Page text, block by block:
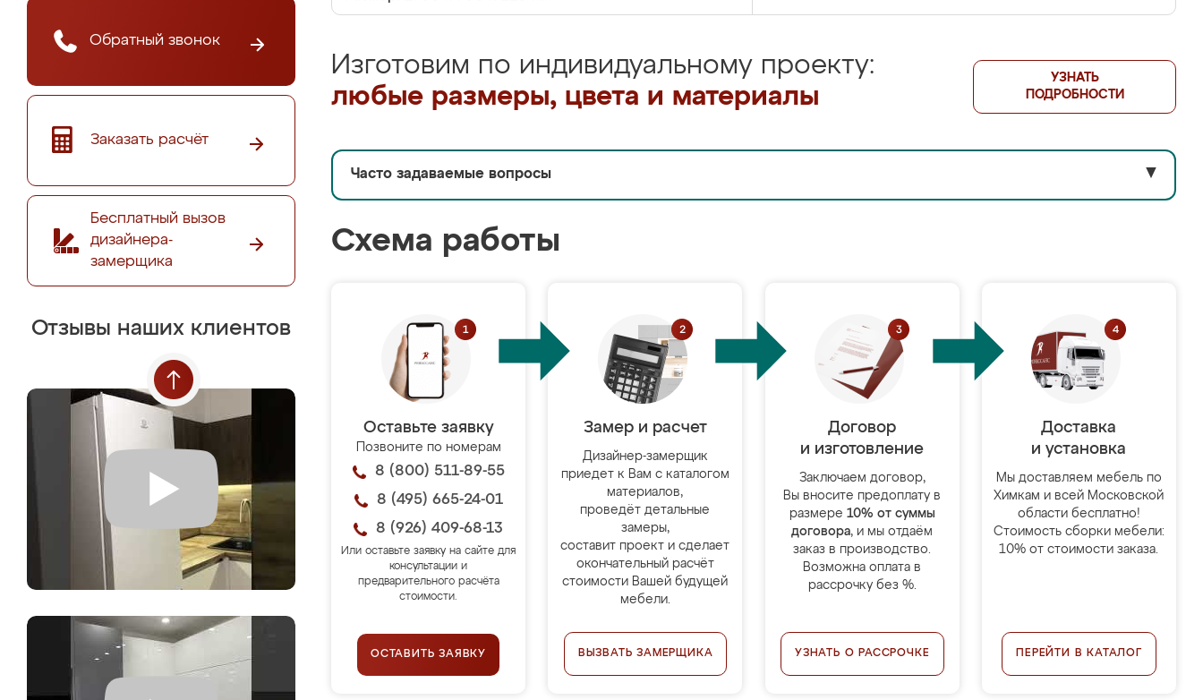
Обратный звонок
Заказать расчёт
Бесплатный вызов
дизайнера-
замерщика
Отзывы наших клиентов
Изготовим по индивидуальному проекту:
любые размеры, цвета и материалы
УЗНАТЬ
ПОДРОБНОСТИ
Часто задаваемые вопросы ▼
Схема работы
Оставьте заявку
Позвоните по номерам
8 (800) 511-89-55
8 (495) 665-24-01
8 (926) 409-68-13
Или оставьте заявку на сайте для
консультации и
предварительного расчёта
стоимости.
ОСТАВИТЬ ЗАЯВКУ
Замер и расчет
Дизайнер-замерщик
приедет к Вам с каталогом
материалов,
проведёт детальные
замеры,
составит проект и сделает
окончательный расчёт
стоимости Вашей будущей
мебели.
ВЫЗВАТЬ ЗАМЕРЩИКА
Договор
и изготовление
Заключаем договор,
Вы вносите предоплату в
размере 10% от суммы
договора, и мы отдаём
заказ в производство.
Возможна оплата в
рассрочку без %.
УЗНАТЬ О РАССРОЧКЕ
Доставка
и установка
Мы доставляем мебель по
Химкам и всей Московской
области бесплатно!
Стоимость сборки мебели:
10% от стоимости заказа.
ПЕРЕЙТИ В КАТАЛОГ